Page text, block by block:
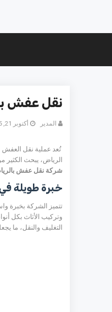
نقل عفش
المدير أكتوبر 21, 2025
تُعد عملية نقل العفش
الرياض، يبحث الكثير
شركة نقل عفش
خبرة طويلة
تتميز الشركة بخبرة
وتركيب الأثاث بكل
التغليف والنقل، ما